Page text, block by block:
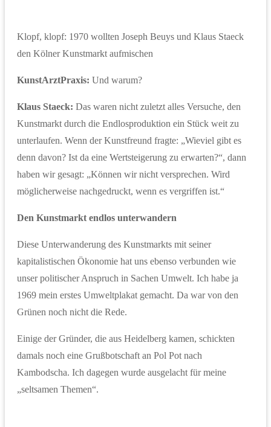
Klopf, klopf: 1970 wollten Joseph Beuys und Klaus Staeck
den Kölner Kunstmarkt aufmischen
KunstArztPraxis: Und warum?
Klaus Staeck: Das waren nicht zuletzt alles Versuche, den
Kunstmarkt durch die Endlosproduktion ein Stück weit zu
unterlaufen. Wenn der Kunstfreund fragte: „Wieviel gibt es
denn davon? Ist da eine Wertsteigerung zu erwarten?“, dann
haben wir gesagt: „Können wir nicht versprechen. Wird
möglicherweise nachgedruckt, wenn es vergriffen ist.“
Den Kunstmarkt endlos unterwandern
Diese Unterwanderung des Kunstmarkts mit seiner
kapitalistischen Ökonomie hat uns ebenso verbunden wie
unser politischer Anspruch in Sachen Umwelt. Ich habe ja
1969 mein erstes Umweltplakat gemacht. Da war von den
Grünen noch nicht die Rede.
Einige der Gründer, die aus Heidelberg kamen, schickten
damals noch eine Grußbotschaft an Pol Pot nach
Kambodscha. Ich dagegen wurde ausgelacht für meine
„seltsamen Themen“.